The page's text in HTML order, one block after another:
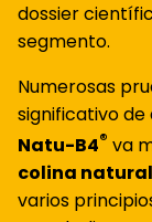
dossier
segmento.
Numerosas
significativo
Natu-B4® va
colina natural
varios